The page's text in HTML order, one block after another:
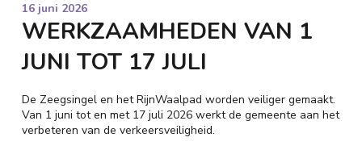
16 juni 2026
WERKZAAMHEDEN VAN 1
JUNI TOT 17 JULI
De Zeegsingel en het RijnWaalpad worden veiliger gemaakt.
Van 1 juni tot en met 17 juli 2026 werkt de gemeente aan het
verbeteren van de verkeersveiligheid.